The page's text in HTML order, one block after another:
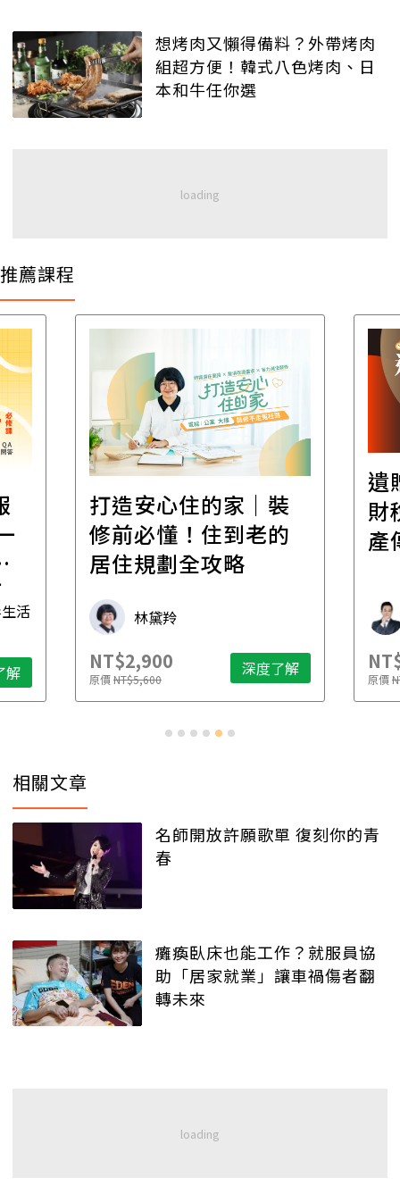
想烤肉又懶得備料？外帶烤肉
組超方便！韓式八色烤肉、日
本和牛任你選
推薦課程
活
解
打造安心住的家｜裝
修前必懂！住到老的
居住規劃全攻略
林黛羚
NT$2,900
原價NT$5,600 深度了解
遺
財
產
原價
相關文章
名師開放許願歌單 復刻你的青
春
癱瘓臥床也能工作？就服員協
助「居家就業」讓車禍傷者翻
轉未來